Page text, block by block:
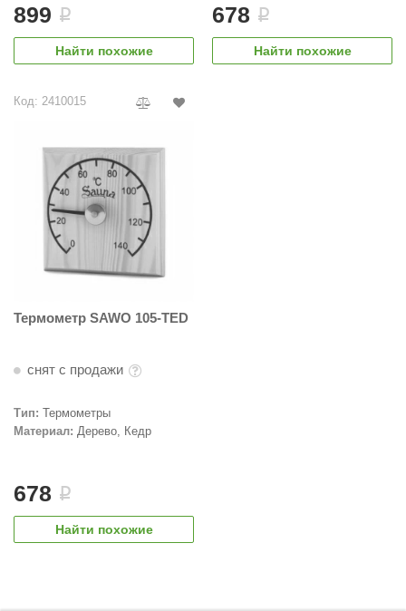
899 i
Найти похожие
678 i
Найти похожие
Код: 2410015
Термометр SAWO 105-TED
снят с продажи
Тип: Термометры
Материал: Дерево, Кедр
678 i
Найти похожие